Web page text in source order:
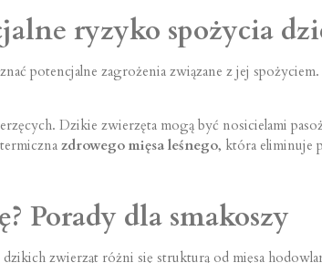
ryzyko spożycia
potencjalne zagrożenia związane z jej
Dzikie zwierzęta mogą być nosicielami
zdrowego mięsa leśnego, która eliminuje
Porady dla smakoszy
zwierząt różni się strukturą od mięsa